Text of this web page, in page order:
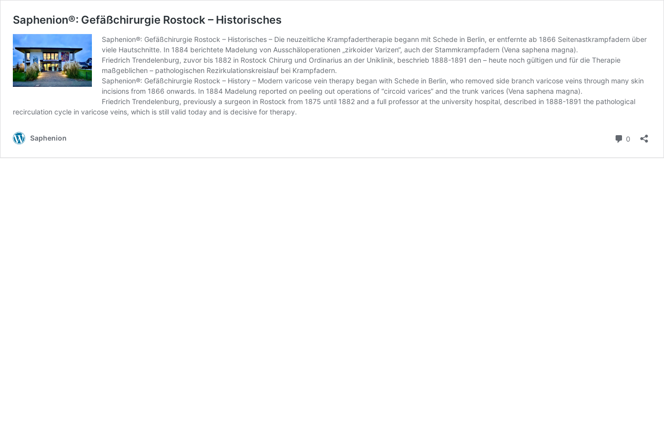
Saphenion®: Gefäßchirurgie Rostock – Historisches
Saphenion®: Gefäßchirurgie Rostock – Historisches – Die neuzeitliche Krampfadertherapie begann mit Schede in Berlin, er entfernte ab 1866 Seitenastkrampfadern über
viele Hautschnitte. In 1884 berichtete Madelung von Ausschäloperationen „zirkoider Varizen“, auch der Stammkrampfadern (Vena saphena magna).
Friedrich Trendelenburg, zuvor bis 1882 in Rostock Chirurg und Ordinarius an der Uniklinik, beschrieb 1888-1891 den – heute noch gültigen und für die Therapie
maßgeblichen – pathologischen Rezirkulationskreislauf bei Krampfadern.
Saphenion®: Gefäßchirurgie Rostock – History – Modern varicose vein therapy began with Schede in Berlin, who removed side branch varicose veins through many skin
incisions from 1866 onwards. In 1884 Madelung reported on peeling out operations of “circoid varices” and the trunk varices (Vena saphena magna).
Friedrich Trendelenburg, previously a surgeon in Rostock from 1875 until 1882 and a full professor at the university hospital, described in 1888-1891 the pathological
recirculation cycle in varicose veins, which is still valid today and is decisive for therapy.
Saphenion 0 Comments